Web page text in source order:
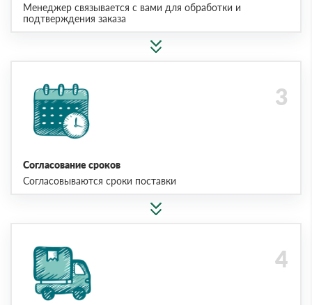
Менеджер связывается с вами для обработки и
подтверждения заказа
Согласование сроков
Согласовываются сроки поставки